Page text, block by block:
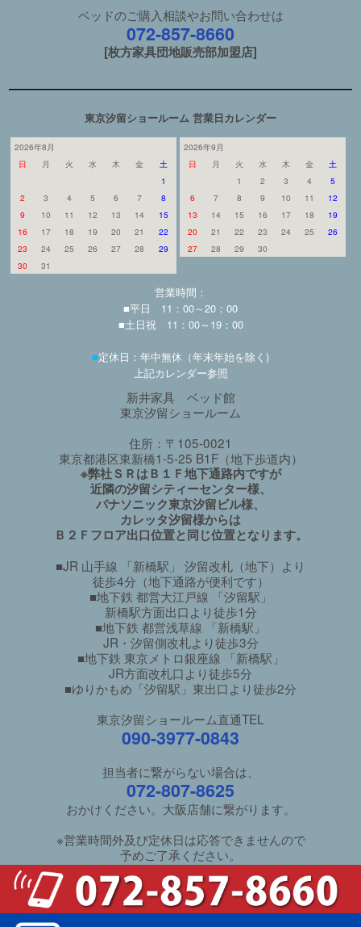
ベッドのご購入相談やお問い合わせは
072-857-8660
[枚方家具団地販売部加盟店]
東京汐留ショールーム 営業日カレンダー
2026年8月
日
月 火 水 木 金
土
1
2
3 4 5 6 7
8
9
10 11 12 13 14
15
16
17 18 19 20 21
22
23
24 25 26 27 28
29
30
31
2026年9月
日
月 火 水 木 金
土
1
2 3 4
5
6
7 8 9 10 11
12
13
14 15 16 17 18
19
20
21 22 23 24 25
26
27
28 29 30
営業時間：
■平日 11：00～20：00
■土日祝 11：00～19：00
■定休日：年中無休（年末年始を除く)
上記カレンダー参照
新井家具 ベッド館
東京汐留ショールーム
住所：〒105-0021
東京都港区東新橋1-5-25 B1F（地下歩道内）
※弊社ＳＲはＢ１Ｆ地下通路内ですが
近隣の汐留シティーセンター様、
パナソニック東京汐留ビル様、
カレッタ汐留様からは
Ｂ２Ｆフロア出口位置と同じ位置となります。
■JR 山手線 「新橋駅」 汐留改札（地下）より
徒歩4分（地下通路が便利です）
■地下鉄 都営大江戸線 「汐留駅」
新橋駅方面出口より徒歩1分
■地下鉄 都営浅草線 「新橋駅」
JR・汐留側改札より徒歩3分
■地下鉄 東京メトロ銀座線 「新橋駅」
JR方面改札口より徒歩5分
■ゆりかもめ「汐留駅」東出口より徒歩2分
東京汐留ショールーム直通TEL
090-3977-0843
担当者に繋がらない場合は、
072-807-8625
おかけください。大阪店舗に繋がります。
※営業時間外及び定休日は応答できませんので
予めご了承ください。
ご利用ガイド/良くあるご質問
特定商取引法に基づく表示/個人情報保護方針